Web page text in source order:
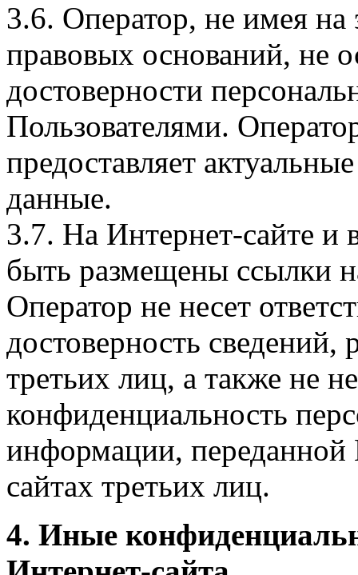
3.6. Оператор, не имея
правовых оснований, не
достоверности
Пользователями.
предоставляет
данные.
3.7. На Интернет-сайте
быть размещены ссылки
Оператор не несет
достоверность
третьих лиц, а также не
конфиденциальность
информации, переданной
сайтах третьих лиц.
4. Иные